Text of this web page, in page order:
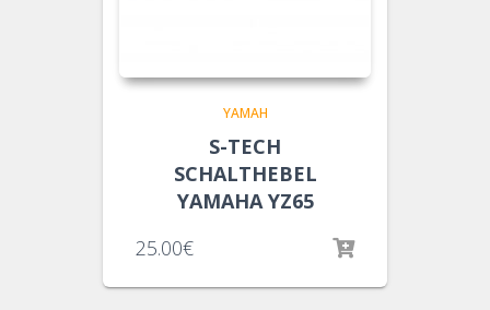
YAMAH
S-TECH
SCHALTHEBEL
YAMAHA YZ65
25.00€